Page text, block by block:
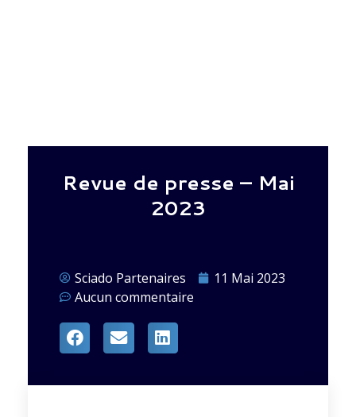
Revue de presse – Mai
2023
Sciado Partenaires
11 Mai 2023
Aucun commentaire